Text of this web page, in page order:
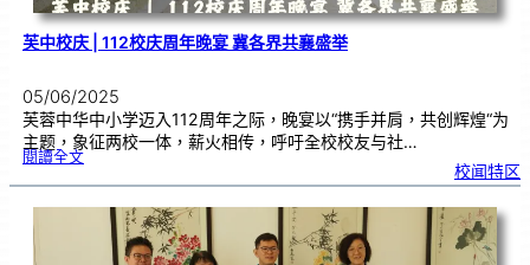
芙中校庆 | 112校庆周年晚宴 冀各界共襄盛举
05/06/2025
芙蓉中华中小学迈入112周年之际，晚宴以“携手并肩，共创辉煌“为
主题，象征两校一体，薪火相传，呼吁全校校友与社…
閱讀全文:芙
庆
1
1
校闻特区